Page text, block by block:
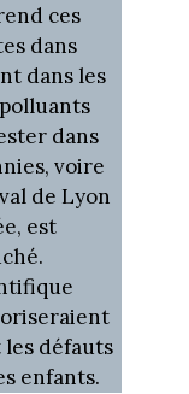
ces
dans
dans les
dans
voire
de Lyon
est
les défauts
enfants.